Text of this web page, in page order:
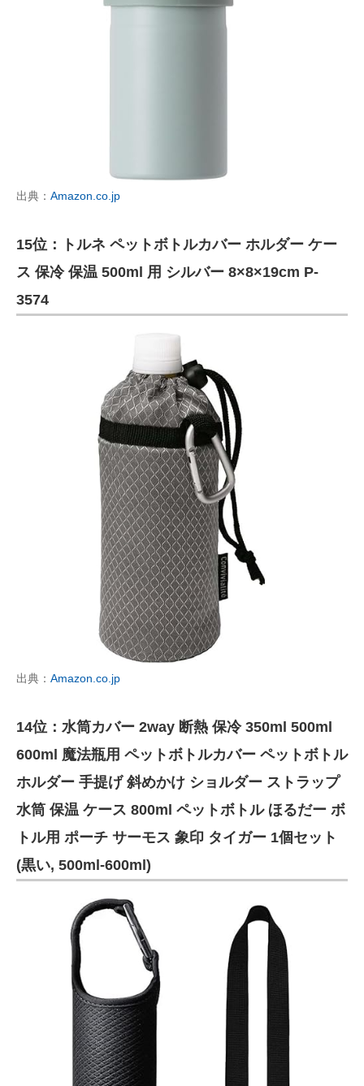
出典： Amazon.co.jp
15位：トルネ ペットボトルカバー ホルダー ケー
ス 保冷 保温 500ml 用 シルバー 8×8×19cm P-
3574
出典： Amazon.co.jp
14位：水筒カバー 2way 断熱 保冷 350ml 500ml
600ml 魔法瓶用 ペットボトルカバー ペットボトル
ホルダー 手提げ 斜めかけ ショルダー ストラップ
水筒 保温 ケース 800ml ペットボトル ほるだー ボ
トル用 ポーチ サーモス 象印 タイガー 1個セット
(黒い, 500ml-600ml)